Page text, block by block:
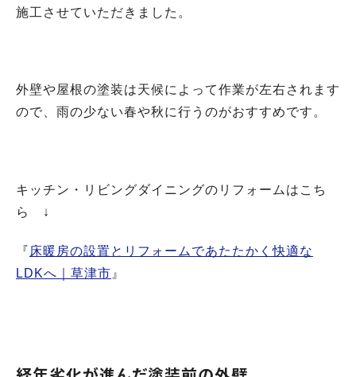
施工させていただきました。
外壁や屋根の塗装は天候によって作業が左右されます
ので、雨の少ない春や秋に行うのがおすすめです。
キッチン・リビングダイニングのリフォームはこち
ら ↓
『 床暖房の設置とリフォームであたたかく快適な
LDKへ｜草津市 』